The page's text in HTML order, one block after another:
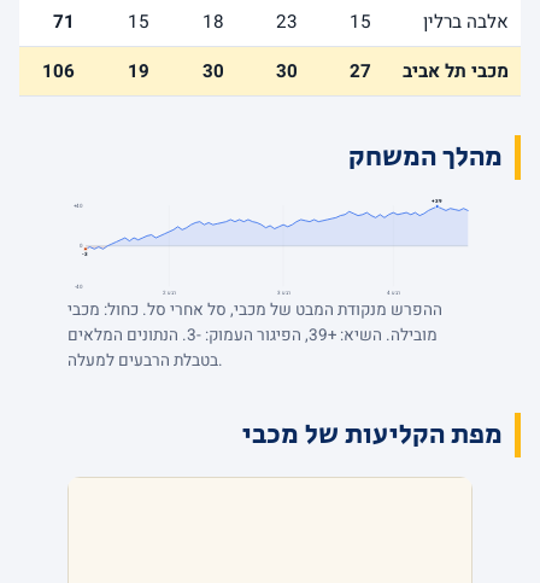
אלבה ברלין
15
23
18
15
71
מכבי תל אביב
27
30
30
19
106
מהלך המשחק
+40
0
-40
+39
-3
רבע 2 רבע 3 רבע 4
ההפרש מנקודת המבט של מכבי, סל אחרי סל. כחול: מכבי
מובילה. השיא: +39, הפיגור העמוק: -3. הנתונים המלאים
בטבלת הרבעים למעלה.
מפת הקליעות של מכבי